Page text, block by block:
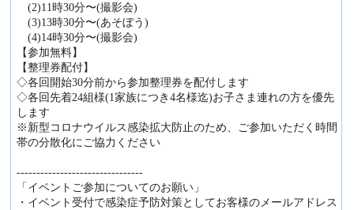
(2)11時30分〜(撮影会)
(3)13時30分〜(あそぼう)
(4)14時30分〜(撮影会)
【参加無料】
【整理券配付】
◇各回開始30分前から参加整理券を配付します
◇各回先着24組様(1家族につき4名様迄)お子さま連れの方を優先
します
※新型コロナウイルス感染拡大防止のため、ご参加いただく時間
帯の分散化にご協力ください
--------------------------------
「イベントご参加についてのお願い」
・イベント受付で感染症予防対策としてお客様のメールアドレス